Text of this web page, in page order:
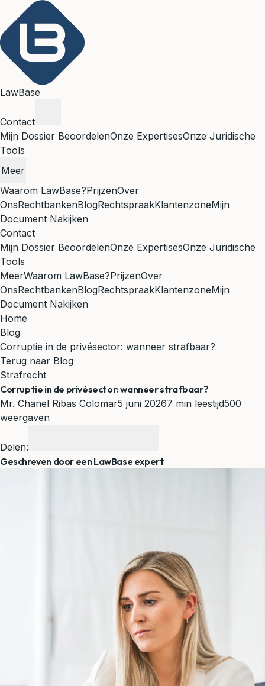
LawBase
Contact
Mijn Dossier BeoordelenOnze ExpertisesOnze Juridische
Tools
Meer
Waarom LawBase?PrijzenOver
OnsRechtbankenBlogRechtspraakKlantenzoneMijn
Document Nakijken
Contact
Mijn Dossier BeoordelenOnze ExpertisesOnze Juridische
Tools
MeerWaarom LawBase?PrijzenOver
OnsRechtbankenBlogRechtspraakKlantenzoneMijn
Document Nakijken
Home
Blog
Corruptie in de privésector: wanneer strafbaar?
Terug naar Blog
Strafrecht
Corruptie in de privésector: wanneer strafbaar?
Mr. Chanel Ribas Colomar5 juni 20267 min leestijd500
weergaven
Delen:
Geschreven door een LawBase expert